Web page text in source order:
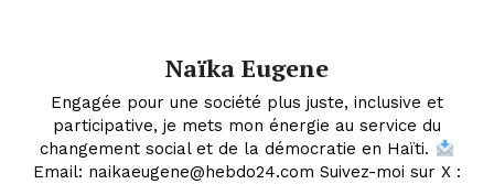
Naïka Eugene
Engagée pour une société plus juste, inclusive et
participative, je mets mon énergie au service du
changement social et de la démocratie en Haïti.
Email: naikaeugene@hebdo24.com Suivez-moi sur X :